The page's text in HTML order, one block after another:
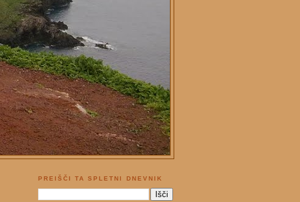
PREIŠČI TA SPLETNI DNEVNIK